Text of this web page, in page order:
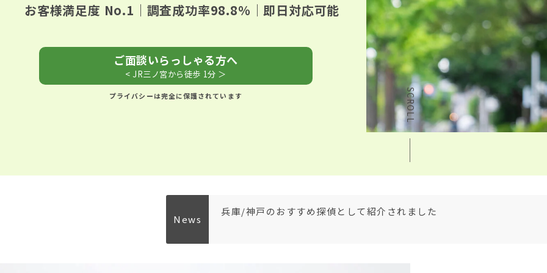
お客様満足度 No.1｜調査成功率98.8％｜即日対応可能
ご面談いらっしゃる方へ
< JR三ノ宮から徒歩 1分 ＞
プライバシーは完全に保護されています SCROLL
News
兵庫/神戸のおすすめ探偵として紹介されました